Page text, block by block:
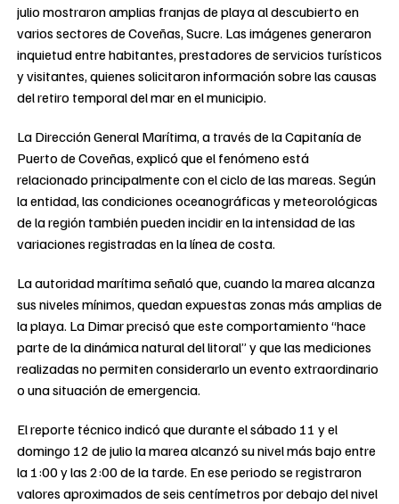
julio mostraron amplias franjas de playa al descubierto en
varios sectores de Coveñas, Sucre. Las imágenes generaron
inquietud entre habitantes, prestadores de servicios turísticos
y visitantes, quienes solicitaron información sobre las causas
del retiro temporal del mar en el municipio.
La Dirección General Marítima, a través de la Capitanía de
Puerto de Coveñas, explicó que el fenómeno está
relacionado principalmente con el ciclo de las mareas. Según
la entidad, las condiciones oceanográficas y meteorológicas
de la región también pueden incidir en la intensidad de las
variaciones registradas en la línea de costa.
La autoridad marítima señaló que, cuando la marea alcanza
sus niveles mínimos, quedan expuestas zonas más amplias de
la playa. La Dimar precisó que este comportamiento “hace
parte de la dinámica natural del litoral” y que las mediciones
realizadas no permiten considerarlo un evento extraordinario
o una situación de emergencia.
El reporte técnico indicó que durante el sábado 11 y el
domingo 12 de julio la marea alcanzó su nivel más bajo entre
la 1:00 y las 2:00 de la tarde. En ese periodo se registraron
valores aproximados de seis centímetros por debajo del nivel